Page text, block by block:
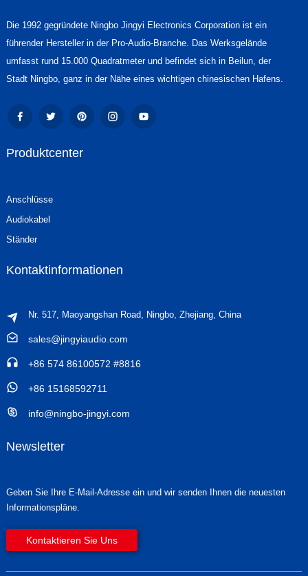
Die 1992 gegründete Ningbo Jingyi Electronics Corporation ist ein
führender Hersteller in der Pro-Audio-Branche. Das Werksgelände
umfasst rund 15.000 Quadratmeter und befindet sich in Beilun, der
Stadt Ningbo, ganz in der Nähe eines wichtigen chinesischen Hafens.
Produktcenter
Anschlüsse
Audiokabel
Ständer
Kontaktinformationen
Nr. 517, Maoyangshan Road, Ningbo, Zhejiang, China
sales@jingyiaudio.com
+86 574 86100572 #8816
+86 15168592711
info@ningbo-jingyi.com
Newsletter
Geben Sie Ihre E-Mail-Adresse ein und wir senden Ihnen die neuesten
Informationspläne.
Kontaktieren Sie Uns